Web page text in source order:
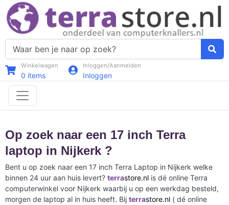
Winkelwagen
0 items
Inloggen/Aanmelden
Inloggen
Op zoek naar een 17 inch Terra
laptop in Nijkerk ?
Bent u op zoek naar een 17 inch Terra Laptop in Nijkerk welke
binnen 24 uur aan huis levert? terrastore.nl is dé online Terra
computerwinkel voor Nijkerk waarbij u op een werkdag besteld,
morgen de laptop al in huis heeft. Bij terrastore.nl ( dé online